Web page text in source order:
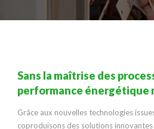
Sans la maîtrise des
performance énergétique
Grâce aux nouvelles technologies
coproduisons des solutions